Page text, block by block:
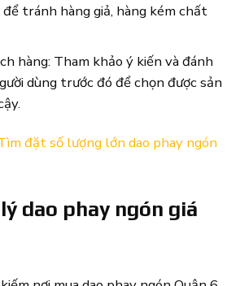
để tránh hàng giả, hàng kém chất
hàng: Tham khảo ý kiến và đánh
dùng trước đó để chọn được sản
đặt số lượng lớn dao phay ngón
dao phay ngón giá